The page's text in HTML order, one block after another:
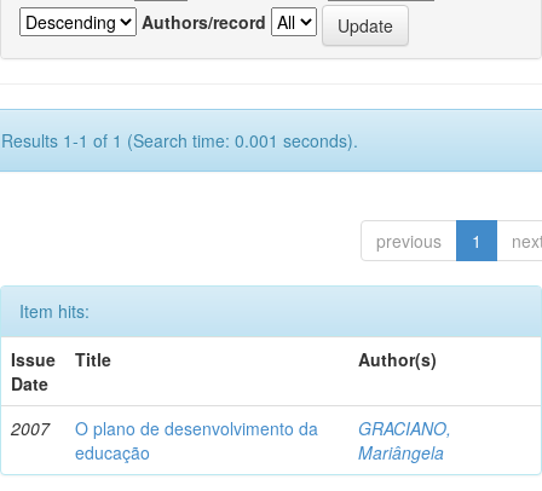
Authors/record
Results 1-1 of 1 (Search time: 0.001 seconds).
previous 1
Item hits:
Issue
Date
Title Author(s)
2007
O plano de desenvolvimento da
educação
GRACIANO,
Mariângela